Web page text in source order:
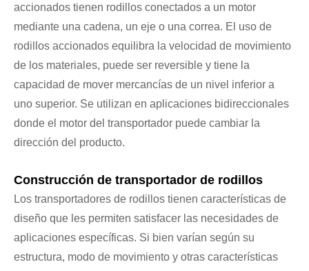
accionados tienen rodillos conectados a un motor
mediante una cadena, un eje o una correa. El uso de
rodillos accionados equilibra la velocidad de movimiento
de los materiales, puede ser reversible y tiene la
capacidad de mover mercancías de un nivel inferior a
uno superior. Se utilizan en aplicaciones bidireccionales
donde el motor del transportador puede cambiar la
dirección del producto.
Construcción de transportador de rodillos
Los transportadores de rodillos tienen características de
diseño que les permiten satisfacer las necesidades de
aplicaciones específicas. Si bien varían según su
estructura, modo de movimiento y otras características